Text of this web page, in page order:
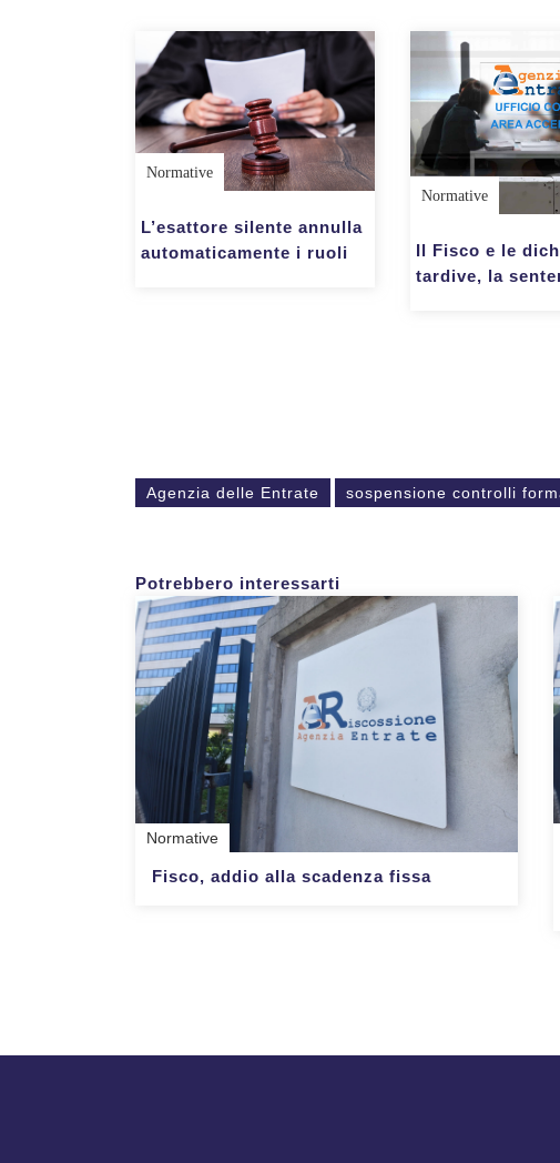
Normative
L’esattore silente annulla
automaticamente i ruoli
Normative
Il Fisco e le
tardive, la
Agenzia delle Entrate sospensione controlli
Potrebbero interessarti
Normative
Fisco, addio alla scadenza fissa